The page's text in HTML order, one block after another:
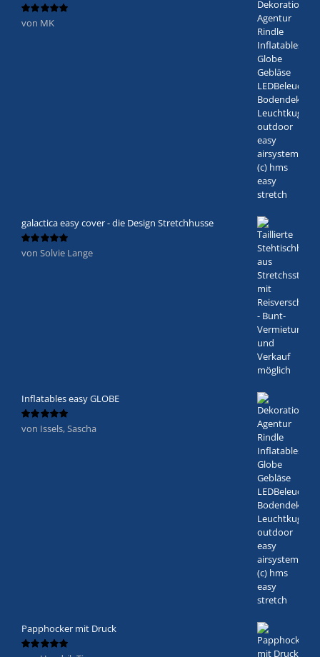
Bewertet
von MK
galactica easy cover - die Design Stretchhusse
Bewertet
von Solvie Lange
Inflatables easy GLOBE
Bewertet
von Issels, Sascha
Papphocker mit Druck